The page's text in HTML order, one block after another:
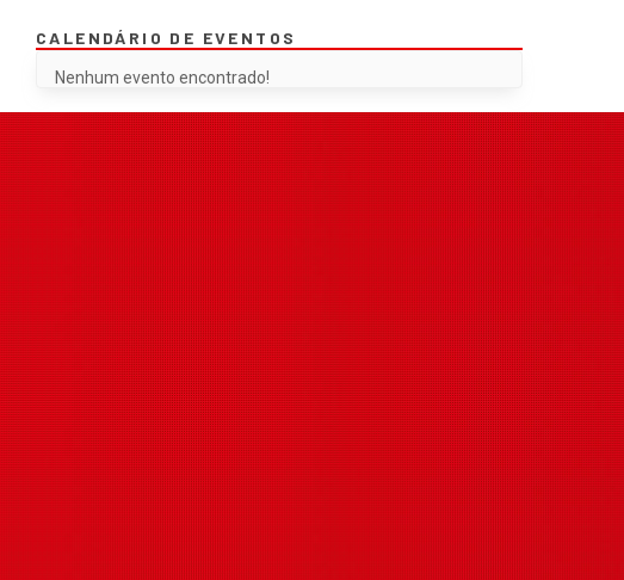
CALENDÁRIO DE EVENTOS
Nenhum evento encontrado!